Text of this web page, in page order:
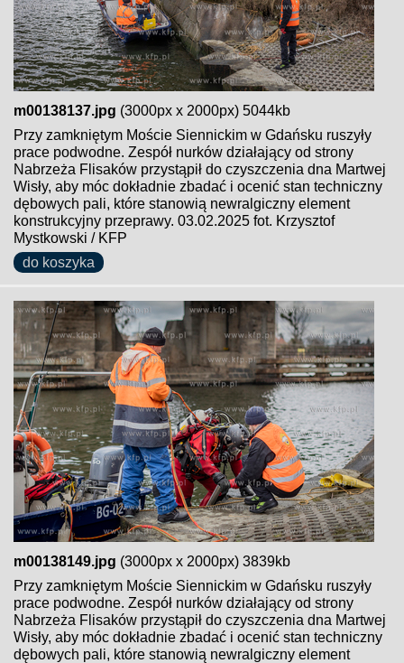
m00138137.jpg (3000px x 2000px) 5044kb
Przy zamkniętym Moście Siennickim w Gdańsku ruszyły
prace podwodne. Zespół nurków działający od strony
Nabrzeża Flisaków przystąpił do czyszczenia dna Martwej
Wisły, aby móc dokładnie zbadać i ocenić stan techniczny
dębowych pali, które stanowią newralgiczny element
konstrukcyjny przeprawy. 03.02.2025 fot. Krzysztof
Mystkowski / KFP
do koszyka
m00138149.jpg (3000px x 2000px) 3839kb
Przy zamkniętym Moście Siennickim w Gdańsku ruszyły
prace podwodne. Zespół nurków działający od strony
Nabrzeża Flisaków przystąpił do czyszczenia dna Martwej
Wisły, aby móc dokładnie zbadać i ocenić stan techniczny
dębowych pali, które stanowią newralgiczny element